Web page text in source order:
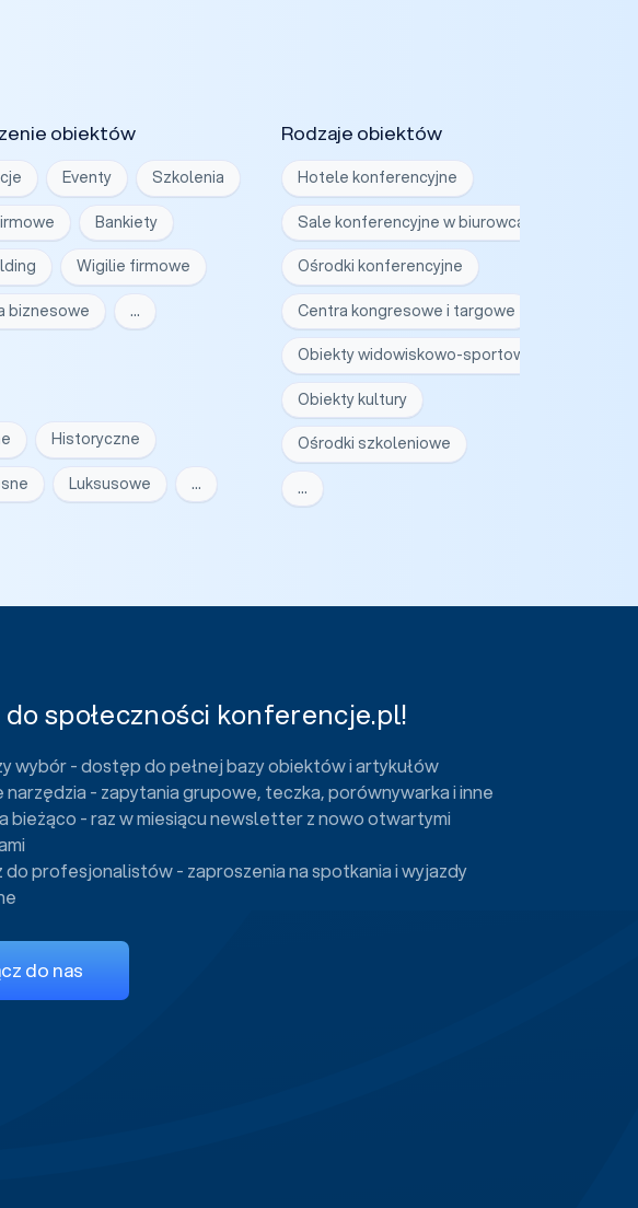
Historyczne
Luksusowe …
obiektów
Eventy Szkolenia
Bankiety
Wigilie firmowe
biznesowe …
Rodzaje obiektów
Hotele konferencyjne
Sale konferencyjne w biurowcach
Ośrodki konferencyjne
Centra kongresowe i targowe
Obiekty widowiskowo-sportowe
Obiekty kultury
Ośrodki szkoleniowe
…
do społeczności konferencje.pl!
wybór - dostęp do pełnej bazy obiektów i artykułów
narzędzia - zapytania grupowe, teczka, porównywarka i inne
bieżąco - raz w miesiącu newsletter z nowo otwartymi
do profesjonalistów - zaproszenia na spotkania i wyjazdy
do nas